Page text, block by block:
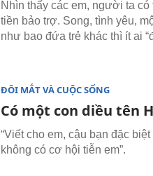
Nhìn thấy các em, người ta
tiền bảo trợ. Song, tình yêu,
như bao đứa trẻ khác thì ít ai
ĐÔI MẮT VÀ CUỘC SỐNG
Có một con diều tên
“Viết cho em, cậu bạn đặc
không có cơ hội tiễn em”.